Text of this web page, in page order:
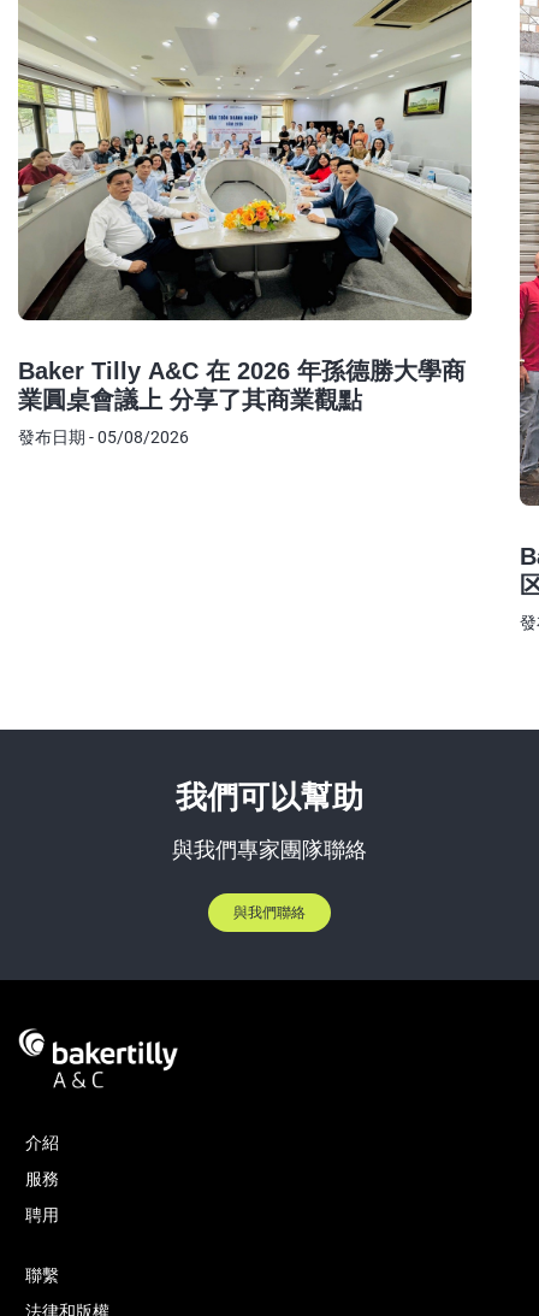
Baker Tilly A&C 在 2026 年孫德勝大學商
業圓桌會議上 分享了其商業觀點
發布日期 - 05/08/2026
我們可以幫助
與我們專家團隊聯絡
與我們聯絡
介紹
服務
聘用
聯繫
法律和版權